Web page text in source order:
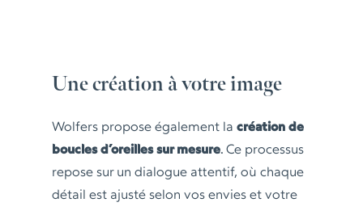
Une création à votre image
Wolfers propose également la création de
boucles d’oreilles sur mesure. Ce processus
repose sur un dialogue attentif, où chaque
détail est ajusté selon vos envies et votre